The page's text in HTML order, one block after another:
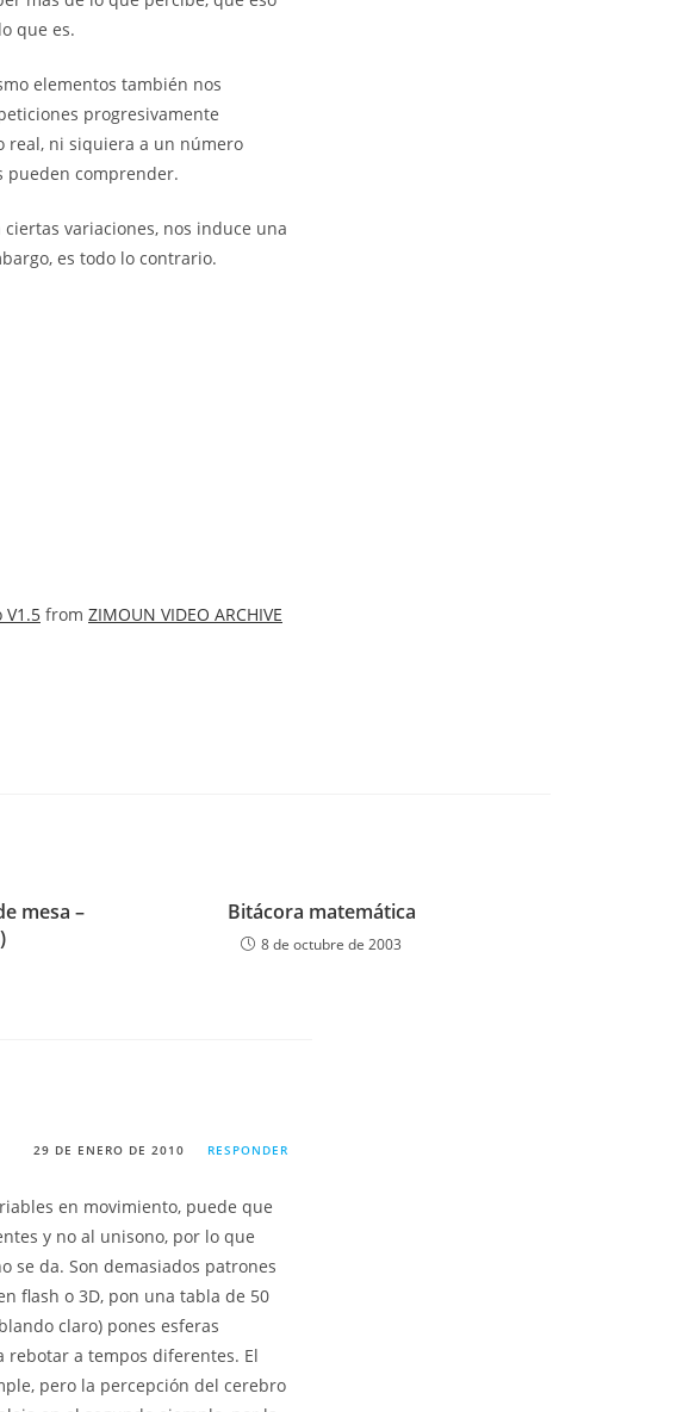
que es.
elementos también nos
progresivamente
real, ni siquiera a un número
pueden comprender.
variaciones, nos induce una
es todo lo contrario.
from ZIMOUN VIDEO ARCHIVE
mesa –
Bitácora matemática
8 de octubre de 2003
29 DE ENERO DE 2010 RESPONDER
en movimiento, puede que
y no al unisono, por lo que
se da. Son demasiados patrones
flash o 3D, pon una tabla de 50
claro) pones esferas
rebotar a tempos diferentes. El
pero la percepción del cerebro